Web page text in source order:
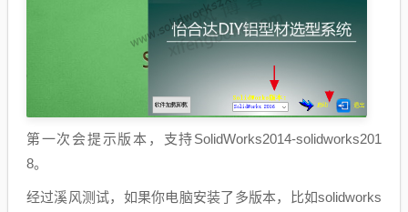
第一次会提示版本，支持SolidWorks2014-solidworks201
8。
经过溪风测试，如果你电脑安装了多版本，比如solidworks